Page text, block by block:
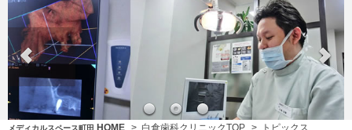
痛みへのこだわり～無痛治療を目指して～
メディカルスペース町田 HOME 白倉歯科クリニックTOP トピックス